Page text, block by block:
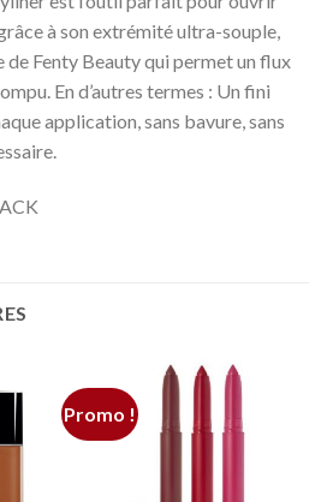
à son extrémité ultra-souple,
de Fenty Beauty qui permet un flux
En d’autres termes : Un fini
application, sans bavure, sans
Promo !